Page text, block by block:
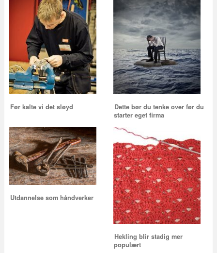
Før kalte vi det sløyd
Dette bør du tenke over før du
starter eget firma
Utdannelse som håndverker
Hekling blir stadig mer
populært